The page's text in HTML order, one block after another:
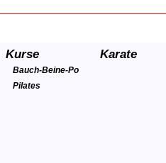
Kurse
Bauch-Beine-Po
Pilates
Karate